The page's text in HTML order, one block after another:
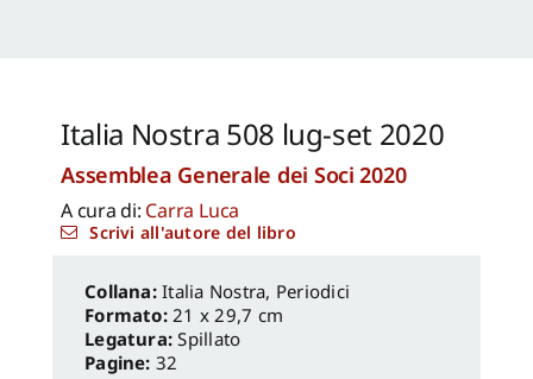
Italia Nostra 508 lug-set 2020
Assemblea Generale dei Soci 2020
A cura di: Carra Luca
Scrivi all'autore del libro
Italia Nostra, Periodici
Formato: 21 x 29,7 cm
Legatura:Spillato
Pagine: 32